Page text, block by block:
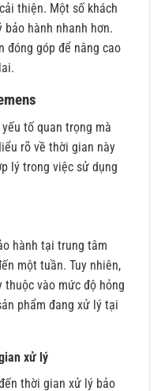
thiện. Một số khách
hành nhanh hơn.
đóng góp để nâng cao
tố quan trọng mà
rõ về thời gian này
lý trong việc sử dụng
hành tại trung tâm
một tuần. Tuy nhiên,
vào mức độ hỏng
phẩm đang xử lý tại
xử lý
thời gian xử lý bảo